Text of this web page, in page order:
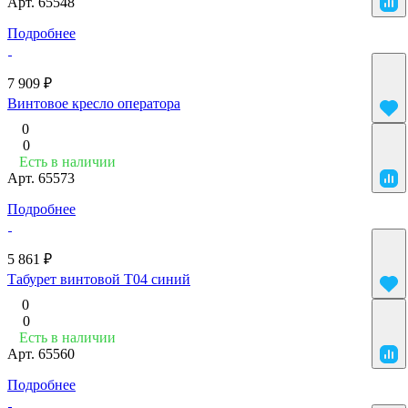
Подробнее
7 909 ₽
Винтовое кресло оператора
0
0
Есть в наличии
Арт. 65573
Подробнее
5 861 ₽
Табурет винтовой Т04 синий
0
0
Есть в наличии
Арт. 65560
Подробнее